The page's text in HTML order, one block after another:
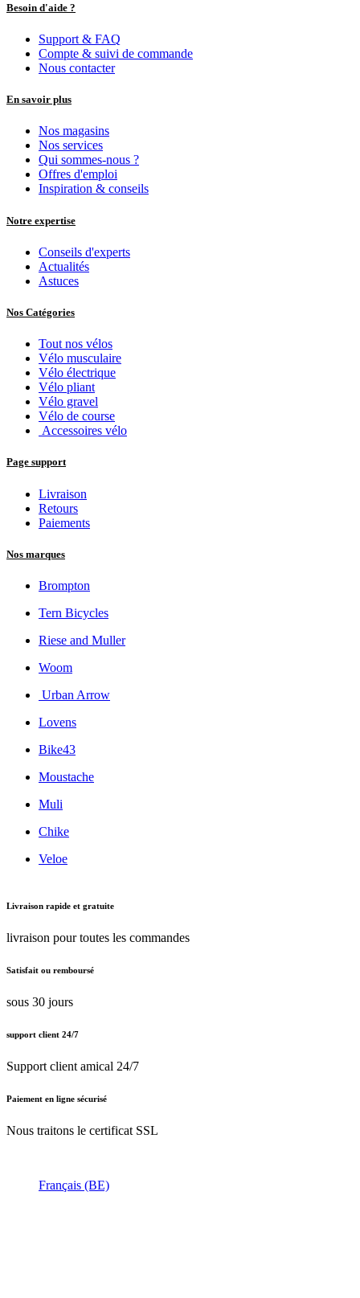
Besoin d'aide ?
Support & FAQ
Compte & suivi de commande
Nous contacter
En savoir plus
Nos magasins
Nos services
Qui sommes-nous ?
Offres d'emploi
Inspiration & conseils
Notre expertise
Conseils d'experts
Actualités
Astuces
Nos Catégories
Tout nos vélos
Vélo musculaire
Vélo électrique
Vélo pliant
Vélo gravel
Vélo de course
Accessoires vélo
Page support
Livraison
Retours
Paiements
Nos marques
Brompton
Tern Bicycles
Riese and Muller
Woom
Urban Arrow
Lovens
Bike43
Moustache
Muli
Chike
Veloe
Livraison rapide et gratuite
livraison pour toutes les commandes
Satisfait ou remboursé
sous 30 jours
support client 24/7
Support client amical 24/7
Paiement en ligne sécurisé
Nous traitons le certificat SSL
Français (BE)